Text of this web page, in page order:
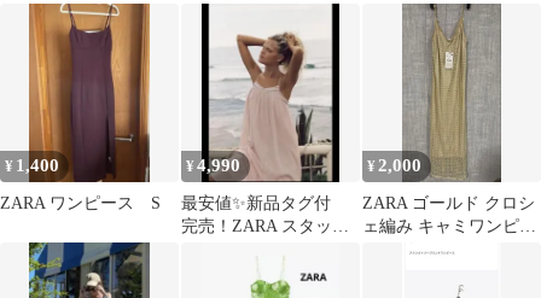
¥ 1,400
ZARA ワンピース S
¥4,990
最安値✨新品タグ付
完売！ZARA スタッズ
¥2,000
ZARA ゴールド クロシ
ェ編み キャミワンピー
ス S 未使用品タッグ付